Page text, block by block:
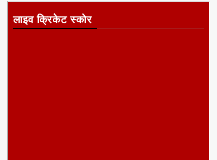
लाइव क्रिकेट स्कोर